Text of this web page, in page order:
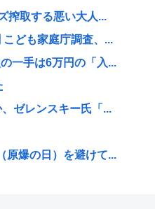
搾取する悪い大人...
こども家庭庁調査、...
一手は6万円の「入...
ゼレンスキー氏「...
原爆の日）を避けて...